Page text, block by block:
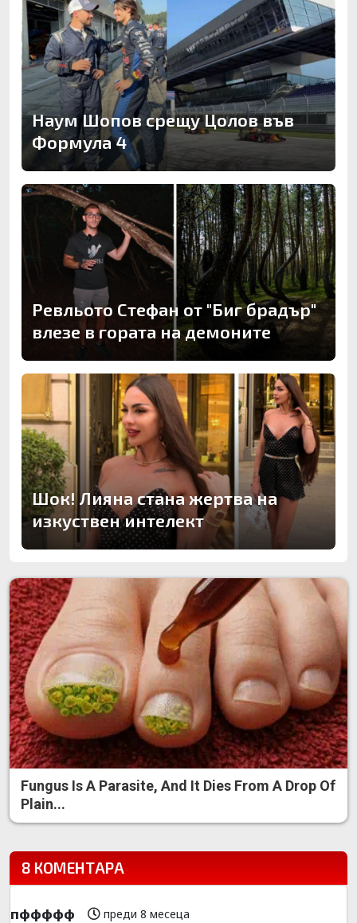
Наум Шопов срещу Цолов във
Формула 4
Ревльото Стефан от "Биг брадър"
влезе в гората на демоните
Шок! Лияна стана жертва на
изкуствен интелект
Fungus Is A Parasite, And It Dies From A Drop Of
Plain...
8 КОМЕНТАРА
пффффф преди 8 месеца